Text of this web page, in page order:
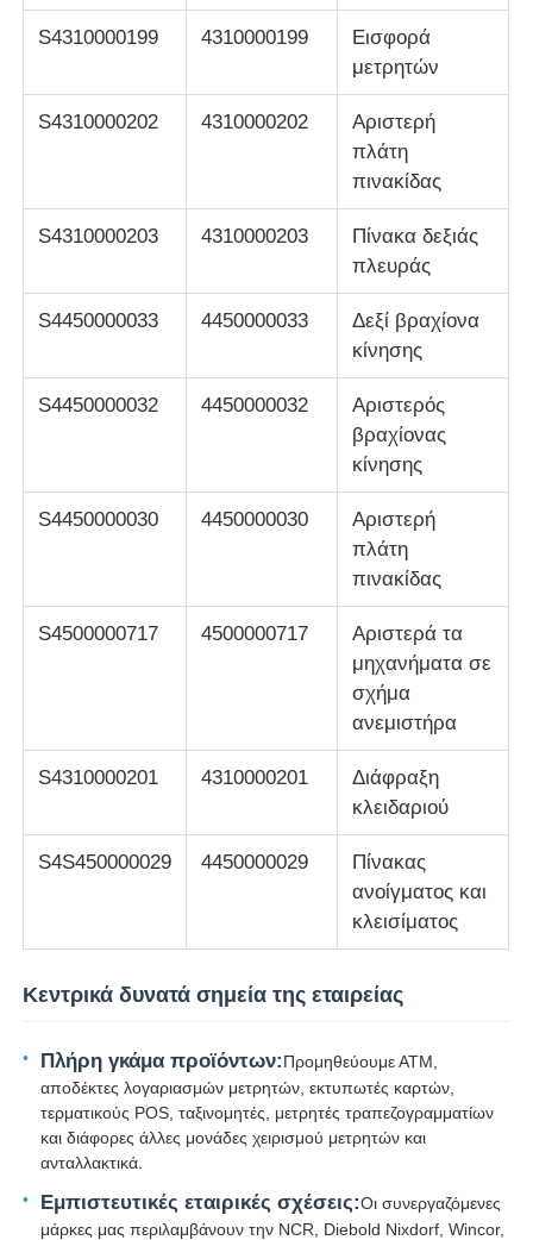
μηχάνημα POS
Ανταλλακτικά ATM
S4310000199 4310000199
Εισφορά
μετρητών
S4310000202 4310000202
Αριστερή
πλάτη
πινακίδας
S4310000203 4310000203
Πίνακα δεξιάς
πλευράς
S4450000033 4450000033
Δεξί βραχίονα
κίνησης
S4450000032 4450000032
Αριστερός
βραχίονας
κίνησης
S4450000030 4450000030
Αριστερή
πλάτη
πινακίδας
S4500000717 4500000717
Αριστερά τα
μηχανήματα σε
σχήμα
ανεμιστήρα
S4310000201 4310000201
Διάφραξη
κλειδαριού
S4S450000029 4450000029
Πίνακας
ανοίγματος και
κλεισίματος
Κεντρικά δυνατά σημεία της εταιρείας
Πλήρη γκάμα προϊόντων:Προμηθεύουμε ΑΤΜ,
αποδέκτες λογαριασμών μετρητών, εκτυπωτές καρτών,
τερματικούς POS, ταξινομητές, μετρητές τραπεζογραμματίων
και διάφορες άλλες μονάδες χειρισμού μετρητών και
ανταλλακτικά.
Εμπιστευτικές εταιρικές σχέσεις:Οι συνεργαζόμενες
μάρκες μας περιλαμβάνουν την NCR, Diebold Nixdorf, Wincor,